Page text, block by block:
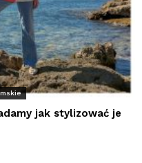
jak stylizować je